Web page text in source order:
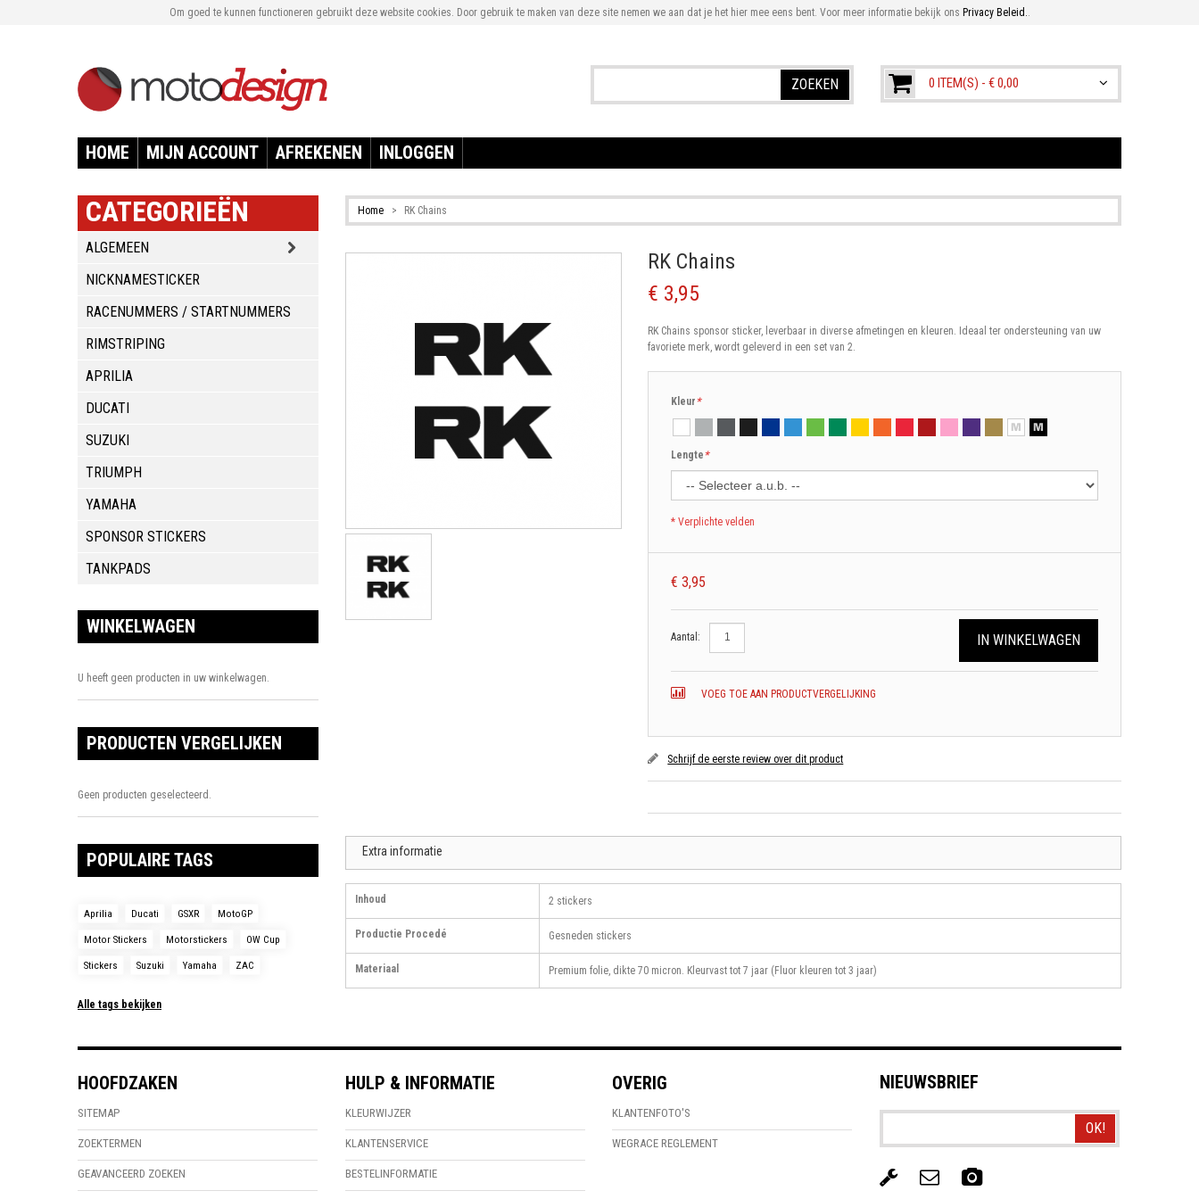
Om goed te kunnen functioneren gebruikt deze website cookies. Door gebruik te maken van deze site nemen we aan dat je het hier mee eens bent. Voor meer informatie bekijk ons Privacy Beleid..
0 ITEM(S) - € 0,00
ZOEKEN
HOME MIJN ACCOUNT AFREKENEN INLOGGEN
Home > RK Chains
RK Chains
€ 3,95
RK Chains sponsor sticker, leverbaar in diverse afmetingen en kleuren. Ideaal ter ondersteuning van uw
favoriete merk, wordt geleverd in een set van 2.
*
Kleur
*
Lengte
* Verplichte velden
€ 3,95
Aantal: IN WINKELWAGEN
VOEG TOE AAN PRODUCTVERGELIJKING
Schrijf de eerste review over dit product
Extra informatie
Inhoud 2 stickers
Productie Procedé Gesneden stickers
Materiaal Premium folie, dikte 70 micron. Kleurvast tot 7 jaar (Fluor kleuren tot 3 jaar)
CATEGORIEËN
ALGEMEEN
NICKNAMESTICKER
RACENUMMERS / STARTNUMMERS
RIMSTRIPING
APRILIA
DUCATI
SUZUKI
TRIUMPH
YAMAHA
SPONSOR STICKERS
TANKPADS
WINKELWAGEN
U heeft geen producten in uw winkelwagen.
PRODUCTEN VERGELIJKEN
Geen producten geselecteerd.
POPULAIRE TAGS
Aprilia Ducati GSXR MotoGP
Motor Stickers Motorstickers OW Cup
Stickers Suzuki Yamaha ZAC
Alle tags bekijken
HOOFDZAKEN
SITEMAP
ZOEKTERMEN
GEAVANCEERD ZOEKEN
HULP & INFORMATIE
KLEURWIJZER
KLANTENSERVICE
BESTELINFORMATIE
OVERIG
KLANTENFOTO'S
WEGRACE REGLEMENT
NIEUWSBRIEF
OK!